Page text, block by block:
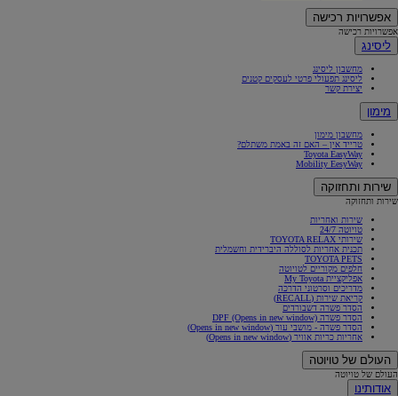
אפשרויות רכישה
אפשרויות רכישה
ליסינג
מחשבון ליסינג
ליסינג תפעולי פרטי לעסקים קטנים
יצירת קשר
מימון
מחשבון מימון
טרייד אין – האם זה באמת משתלם?
Toyota EasyWay
Mobility EesyWay
שירות ותחזוקה
שירות ותחזוקה
שירות ואחריות
טויוטה 24/7
שירותי TOYOTA RELAX
תכנית אחריות לסוללה היברידית וחשמלית
TOYOTA PETS
חלפים מקוריים לטויוטה
אפליקציית My Toyota
מדריכים וסרטוני הדרכה
קריאת שירות (RECALL)
הסדר פשרה דשבורדים
הסדר פשרה DPF (Opens in new window)
הסדר פשרה - מושבי עור (Opens in new window)
אחריות כריות אוויר (Opens in new window)
העולם של טויוטה
העולם של טויוטה
אודותינו